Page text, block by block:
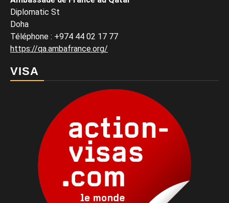
Diplomatic St
Doha
Téléphone : +974 44 02 17 77
https://qa.ambafrance.org/
VISA